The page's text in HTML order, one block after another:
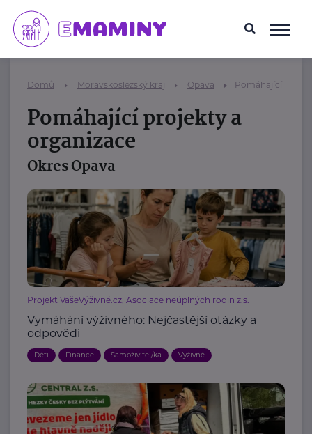
Domů Moravskoslezský kraj Opava Pomáhající
Pomáhající projekty a
organizace
Okres Opava
Projekt VašeVýživné.cz, Asociace neúplných rodin z.s.
Vymáhání výživného: Nejčastější otázky a
odpovědi
Děti Finance Samoživitel/ka Výživné